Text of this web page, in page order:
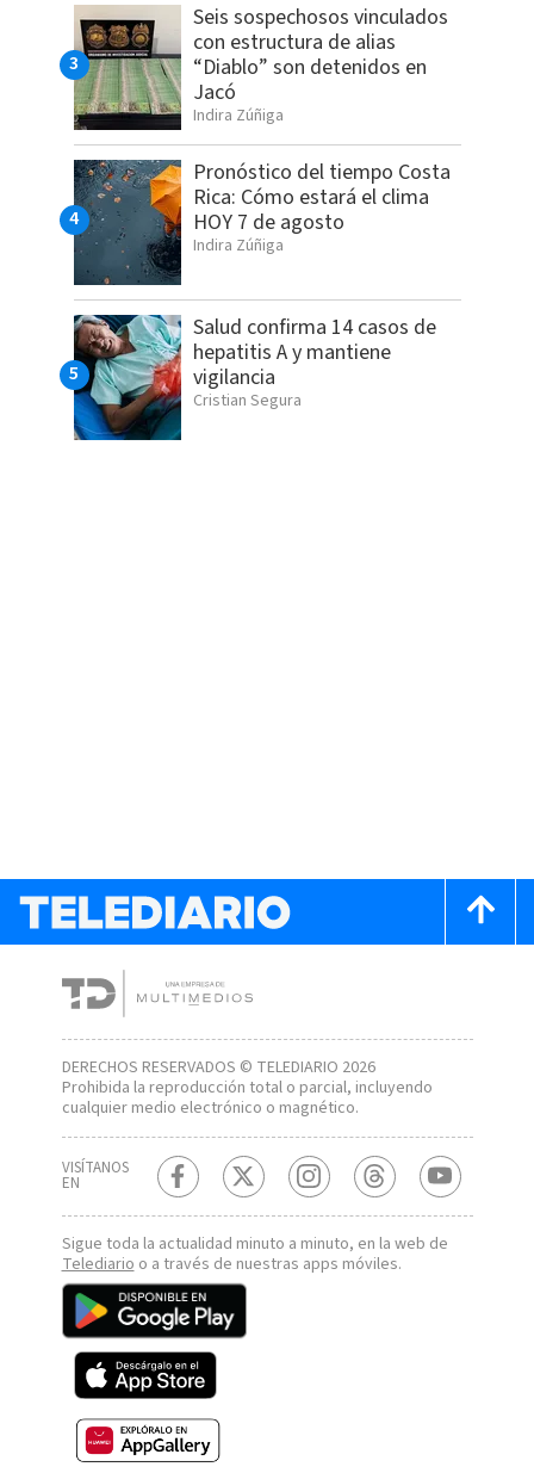
Seis sospechosos vinculados
con estructura de alias
“Diablo” son detenidos en
Jacó
Indira Zúñiga
Pronóstico del tiempo Costa
Rica: Cómo estará el clima
HOY 7 de agosto
Indira Zúñiga
Salud confirma 14 casos de
hepatitis A y mantiene
vigilancia
Cristian Segura
DERECHOS RESERVADOS © TELEDIARIO 2026
Prohibida la reproducción total o parcial, incluyendo
cualquier medio electrónico o magnético.
VISÍTANOS
EN
Sigue toda la actualidad minuto a minuto, en la web de
Telediario o a través de nuestras apps móviles.